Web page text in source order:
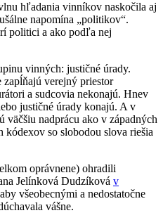
hľadania vinníkov naskočila aj
napomína „politikov“.
politici a ako podľa nej
vinných: justičné úrady.
verejný priestor
a sudcovia nekonajú. Hnev
justičné úrady konajú. A v
väčšiu nadprácu ako v západných
kódexov so slobodou slova riešia
oprávnene) ohradili
Jelínková Dudzíková v
všeobecnými a nedostatočne
vášne.